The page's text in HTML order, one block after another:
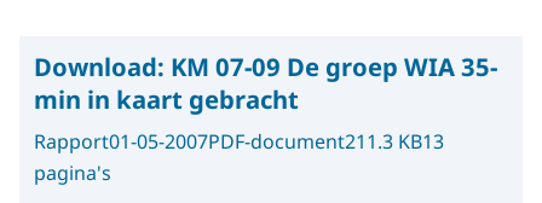
Download: KM 07-09 De groep WIA 35-
min in kaart gebracht
Rapport01-05-2007PDF-document211.3 KB13
pagina's